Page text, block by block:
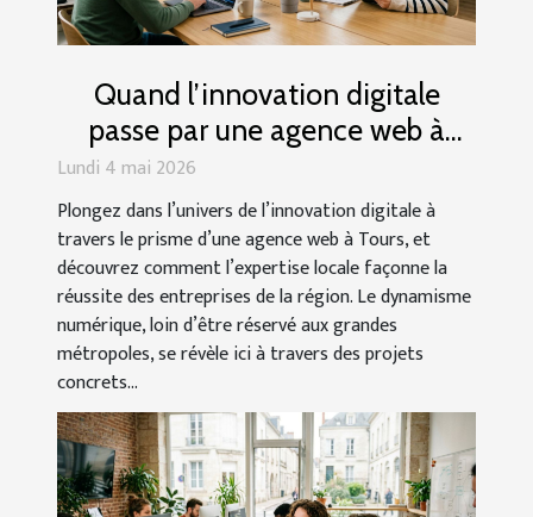
Quand l’innovation digitale
passe par une agence web à
Tours, retour sur des réussites
locales
Lundi 4 mai 2026
Plongez dans l’univers de l’innovation digitale à
travers le prisme d’une agence web à Tours, et
découvrez comment l’expertise locale façonne la
réussite des entreprises de la région. Le dynamisme
numérique, loin d’être réservé aux grandes
métropoles, se révèle ici à travers des projets
concrets...